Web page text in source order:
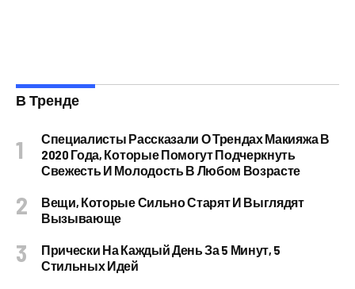
В Тренде
Специалисты Рассказали О Трендах Макияжа В
2020 Года, Которые Помогут Подчеркнуть
Свежесть И Молодость В Любом Возрасте
Вещи, Которые Сильно Старят И Выглядят
Вызывающе
Прически На Каждый День За 5 Минут, 5
Стильных Идей